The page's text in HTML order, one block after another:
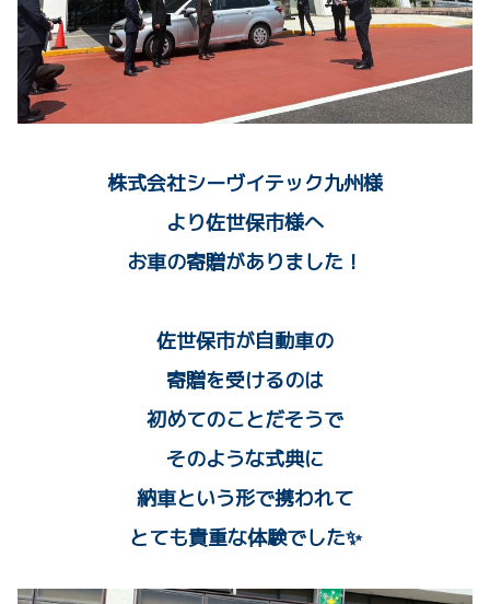
株式会社シーヴイテック九州様
より佐世保市様へ
お車の寄贈がありました！
佐世保市が自動車の
寄贈を受けるのは
初めてのことだそうで
そのような式典に
納車という形で携われて
とても貴重な体験でした✨